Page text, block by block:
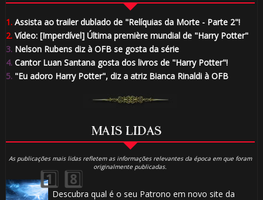
1.Assista ao trailer dublado de "Relíquias da Morte - Parte 2"!
2.Vídeo: [Imperdível] Última première mundial de "Harry Potter"
3.Nelson Rubens diz à OFB se gosta da série
4.Cantor Luan Santana gosta dos livros de "Harry Potter"!
5."Eu adoro Harry Potter", diz a atriz Bianca Rinaldi à OFB
MAIS LIDAS
As publicações mais lidas refletem as informações relevantes da época em que foram
originalmente publicadas.
Descubra qual é o seu Patrono em novo site da
⚡
🎂
🎈